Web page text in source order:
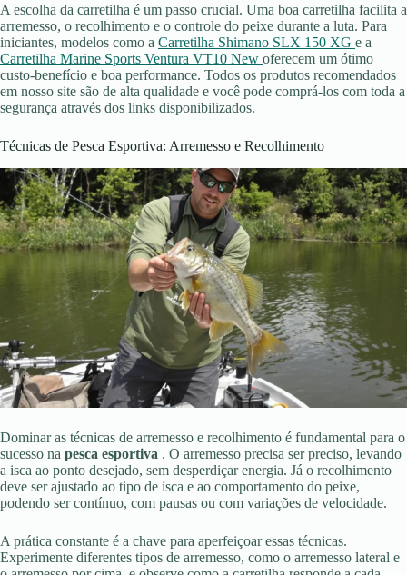
A escolha da carretilha é um passo crucial. Uma boa carretilha facilita a
arremesso, o recolhimento e o controle do peixe durante a luta. Para
iniciantes, modelos como a Carretilha Shimano SLX 150 XG e a
Carretilha Marine Sports Ventura VT10 New oferecem um ótimo
custo-benefício e boa performance. Todos os produtos recomendados
em nosso site são de alta qualidade e você pode comprá-los com toda a
segurança através dos links disponibilizados.
Técnicas de Pesca Esportiva: Arremesso e Recolhimento
Dominar as técnicas de arremesso e recolhimento é fundamental para o
sucesso na pesca esportiva . O arremesso precisa ser preciso, levando
a isca ao ponto desejado, sem desperdiçar energia. Já o recolhimento
deve ser ajustado ao tipo de isca e ao comportamento do peixe,
podendo ser contínuo, com pausas ou com variações de velocidade.
A prática constante é a chave para aperfeiçoar essas técnicas.
Experimente diferentes tipos de arremesso, como o arremesso lateral e